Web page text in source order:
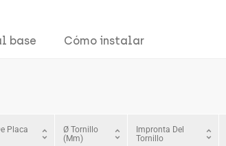
base Cómo instalar
Placa
unfold_more
Ø Tornillo
(mm)
unfold_more
Impronta Del
Tornillo
unfold_more